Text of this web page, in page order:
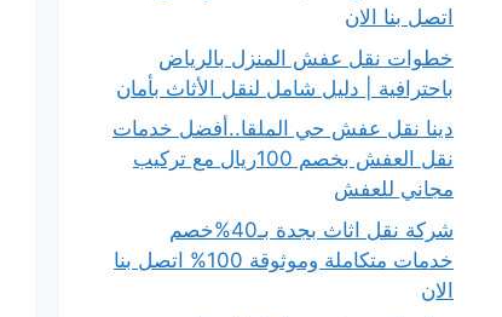
اتصل بنا الان
خطوات نقل عفش المنزل بالرياض
باحترافية | دليل شامل لنقل الأثاث بأمان
دينا نقل عفش حي الملقا..أفضل خدمات
نقل العفش بخصم 100ريال مع تركيب
مجاني للعفش
شركة نقل اثاث بجدة بـ40%خصم
خدمات متكاملة وموثوقة 100% اتصل بنا
الان